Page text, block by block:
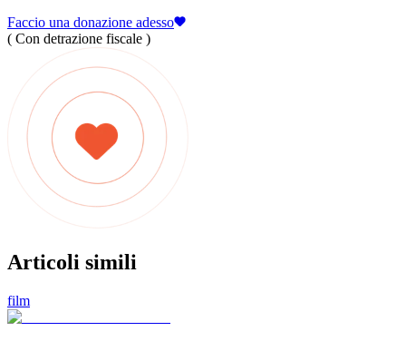
Faccio una donazione adesso
( Con detrazione fiscale )
Articoli simili
film